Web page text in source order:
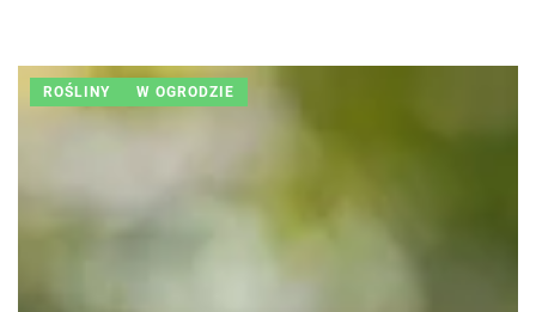
ROŚLINY W OGRODZIE